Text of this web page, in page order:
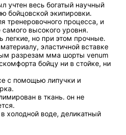
учтен весь богатый научный
бойцовской экипировки.
тренеровочного процесса, и
высокого уровня.
но при этом прочные.
эластичной вставке
разрезам мма шорты venum
бойцу ни в стойке, ни
с помощью липучки и
в ткань. он не
холодной воде, деликатный